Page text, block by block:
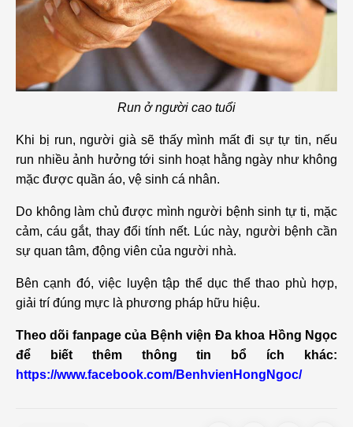
Run ở người cao tuổi
Khi bị run, người già sẽ thấy mình mất đi sự tự tin, nếu
run nhiều ảnh hưởng tới sinh hoạt hằng ngày như không
mặc được quần áo, vệ sinh cá nhân.
Do không làm chủ được mình người bệnh sinh tự ti, mặc
cảm, cáu gắt, thay đổi tính nết. Lúc này, người bệnh cần
sự quan tâm, động viên của người nhà.
Bên cạnh đó, việc luyện tập thể dục thể thao phù hợp,
giải trí đúng mực là phương pháp hữu hiệu.
Theo dõi fanpage của Bệnh viện Đa khoa Hồng Ngọc
để biết thêm thông tin bổ ích khác:
https://www.facebook.com/BenhvienHongNgoc/